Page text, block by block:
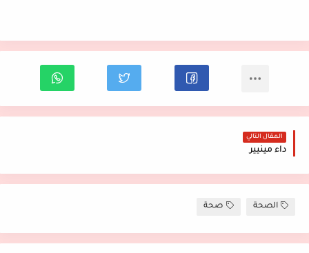
المقال التالي
داء مينيير
الصحة صحة